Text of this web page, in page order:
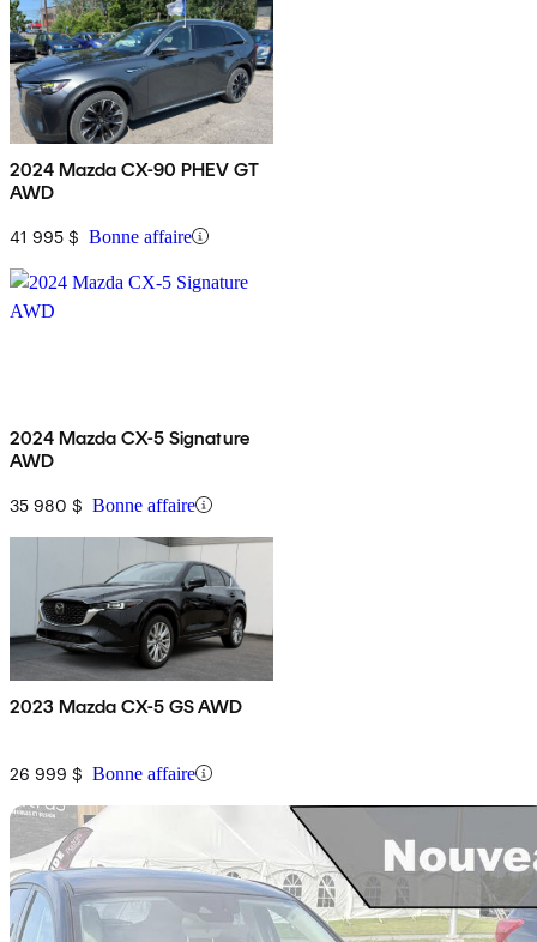
2024 Mazda CX-90 PHEV GT
AWD
41 995 $ Bonne affaire
2024 Mazda CX-5 Signature
AWD
35 980 $ Bonne affaire
2023 Mazda CX-5 GS AWD
26 999 $ Bonne affaire